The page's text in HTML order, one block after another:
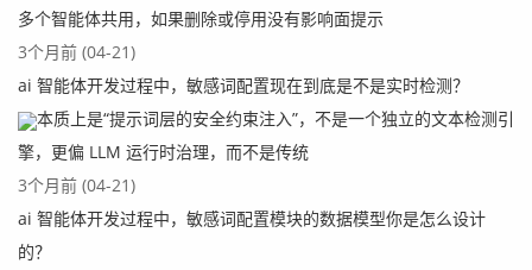
多个智能体共用，如果删除或停用没有影响面提示
3个月前 (04-21)
ai 智能体开发过程中，敏感词配置现在到底是不是实时检测？
本质上是“提示词层的安全约束注入”，不是一个独立的文本检测引
擎，更偏 LLM 运行时治理，而不是传统
3个月前 (04-21)
ai 智能体开发过程中，敏感词配置模块的数据模型你是怎么设计
的？